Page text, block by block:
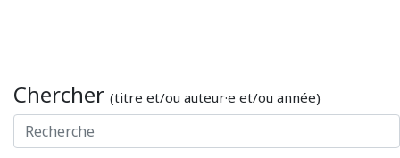
Chercher (titre et/ou auteur·e et/ou année)